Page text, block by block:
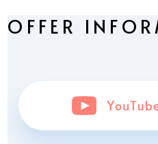
OFFER